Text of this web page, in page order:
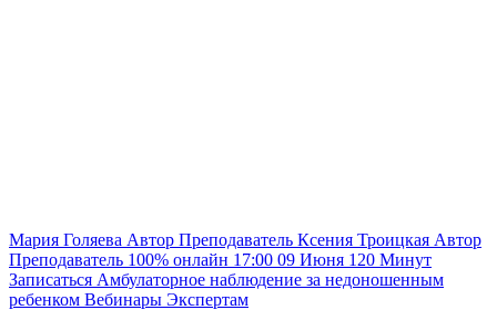
Мария Голяева Автор Преподаватель Ксения Троицкая Автор
Преподаватель 100% онлайн 17:00 09 Июня 120 Минут
Записаться Амбулаторное наблюдение за недоношенным
ребенком Вебинары Экспертам